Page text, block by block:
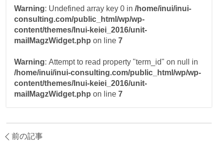
Warning : Undefined array key 0 in/home/inui/inui-
consulting.com/public_html/wp/wp-
content/themes/Inui-keiei_2016/unit-
mailMagzWidget.php on line7
Warning : Attempt to read property "term_id" on null in
/home/inui/inui-consulting.com/public_html/wp/wp-
content/themes/Inui-keiei_2016/unit-
mailMagzWidget.php on line7
前の記事